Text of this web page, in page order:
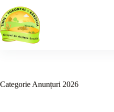
la
conținut
Categorie Anunțuri 2026